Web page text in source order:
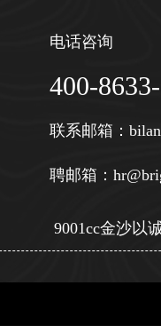
电话咨询
400-
联系邮箱：
聘邮箱：
9001cc金沙以